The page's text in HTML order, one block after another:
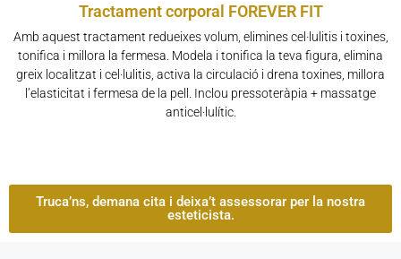
Tractament corporal FOREVER FIT
Amb aquest tractament redueixes volum, elimines cel·lulitis i toxines,
tonifica i millora la fermesa. Modela i tonifica la teva figura, elimina
greix localitzat i cel·lulitis, activa la circulació i drena toxines, millora
l’elasticitat i fermesa de la pell. Inclou pressoteràpia + massatge
anticel·lulític.
Truca’ns, demana cita i deixa’t assessorar per la nostra
esteticista.